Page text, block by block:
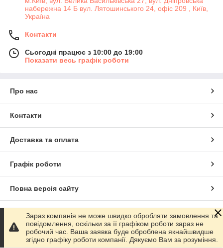
набережна 14 Б вул. Лятошинського 24, офіс 209 , Київ,
Україна
Контакти
Сьогодні працює з 10:00 до 19:00
Показати весь графік роботи
Про нас
Контакти
Доставка та оплата
Графік роботи
Повна версія сайту
Сайт створено на маркетплейсіProm.ua
Політика конфіденційності
Зараз компанія не може швидко обробляти замовлення та
повідомлення, оскільки за її графіком роботи зараз не
робочий час. Ваша заявка буде оброблена якнайшвидше
згідно графіку роботи компанії. Дякуємо Вам за розуміння.